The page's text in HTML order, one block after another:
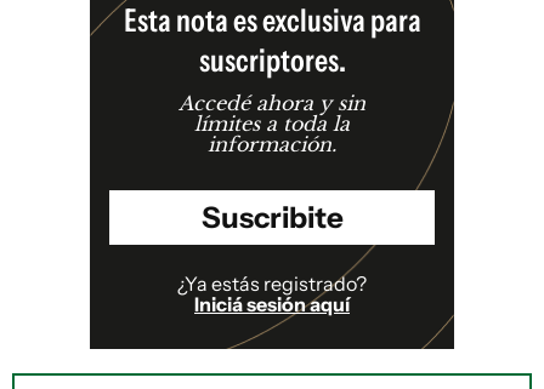
Esta nota es exclusiva para
suscriptores.
Accedé ahora y sin
límites a toda la
información.
Suscribite
¿Ya estás registrado?
Iniciá sesión aquí